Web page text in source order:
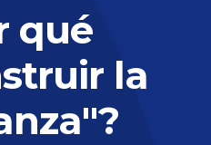
qué
la